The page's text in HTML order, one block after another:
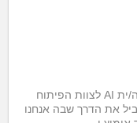
מחלקת Tax Tech של PwC מגייסת מומחה/ית AI לצוות הפיתוח
הזדמנות להוביל את הדרך שבה אנחנו